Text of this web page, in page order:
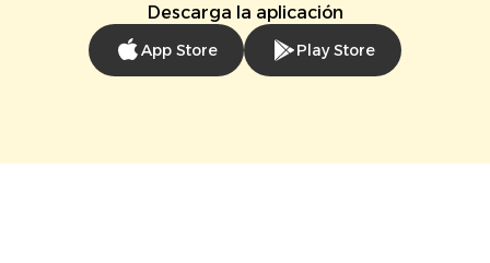
Descarga la aplicación
App Store Play Store